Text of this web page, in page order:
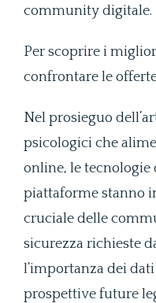
community digitale.
Per scoprire i
confrontare le
Nel prosieguo
psicologici che
online, le tecnologie
piattaforme stanno
cruciale delle
sicurezza richieste
l’importanza dei
prospettive future